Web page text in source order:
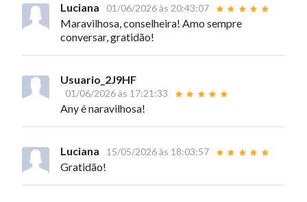
Luciana 01/06/2026 às 20:43:07
Maravilhosa, conselheira! Amo sempre
conversar, gratidão!
Usuario_2J9HF
01/06/2026 às 17:21:33
Any é naravilhosa!
Luciana 15/05/2026 às 18:03:57
Gratidão!